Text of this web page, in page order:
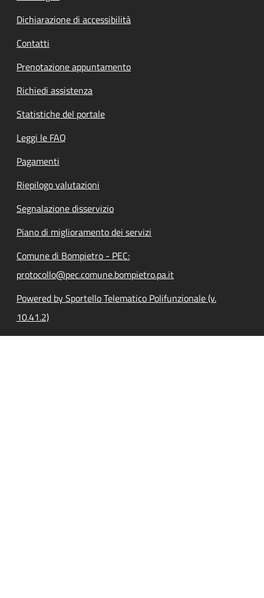
Dichiarazione di accessibilità
Contatti
Prenotazione appuntamento
Richiedi assistenza
Statistiche del portale
Leggi le FAQ
Pagamenti
Riepilogo valutazioni
Segnalazione disservizio
Piano di miglioramento dei servizi
Comune di Bompietro - PEC:
protocollo@pec.comune.bompietro.pa.it
Powered by Sportello Telematico Polifunzionale (v.
10.41.2)